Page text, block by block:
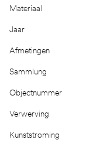
Materiaal
Jaar
Afmetingen
Sammlung
Objectnummer
Verwerving
Kunststroming